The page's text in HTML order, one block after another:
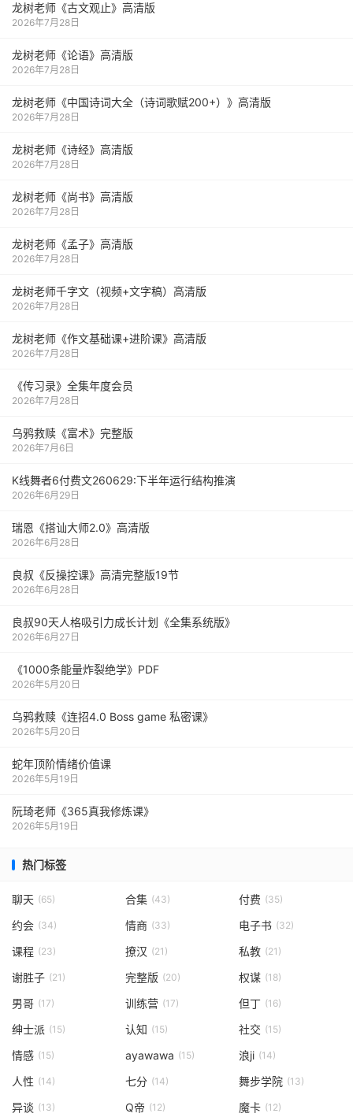
龙树老师《古文观止》高清版
2026年7月28日
龙树老师《论语》高清版
2026年7月28日
龙树老师《中国诗词大全（诗词歌赋200+）》高清版
2026年7月28日
龙树老师《诗经》高清版
2026年7月28日
龙树老师《尚书》高清版
2026年7月28日
龙树老师《孟子》高清版
2026年7月28日
龙树老师千字文（视频+文字稿）高清版
2026年7月28日
龙树老师《作文基础课+进阶课》高清版
2026年7月28日
《传习录》全集年度会员
2026年7月28日
乌鸦救赎《富术》完整版
2026年7月6日
K线舞者6付费文260629:下半年运行结构推演
2026年6月29日
瑞恩《搭讪大师2.0》高清版
2026年6月28日
良叔《反操控课》高清完整版19节
2026年6月28日
良叔90天人格吸引力成长计划《全集系统版》
2026年6月27日
《1000‮能条‬‎量‮裂炸‬‎绝学》PDF
2026年5月20日
乌鸦救赎《连招4.0 Boss game 私密课》
2026年5月20日
蛇年顶阶情绪价值课
2026年5月19日
阮琦老师《365真我修炼课》
2026年5月19日
热门标签
聊天 (65) 合集 (43) 付费 (35)
约会 (34) 情商 (33) 电子书 (32)
课程 (23) 撩汉 (21) 私教 (21)
谢胜子 (21) 完整版 (20) 权谋 (18)
男哥 (17) 训练营 (17) 但丁 (16)
绅士派 (15) 认知 (15) 社交 (15)
情感 (15) ayawawa (15) 浪ji (14)
人性 (14) 七分 (14) 舞步学院 (13)
异谈 (13) Q帝 (12) 魔卡 (12)